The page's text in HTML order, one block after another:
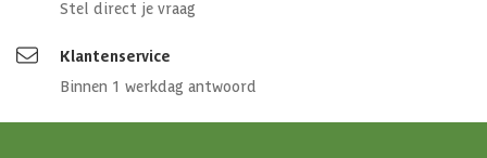
Stel direct je vraag
Klantenservice
Binnen 1 werkdag antwoord